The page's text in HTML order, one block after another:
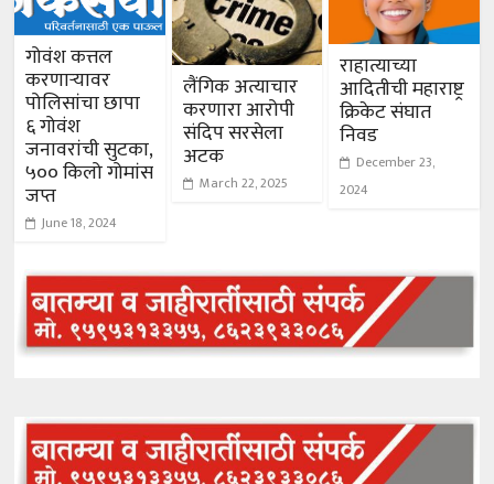
गोवंश कत्तल
करणाऱ्यावर
पोलिसांचा छापा
६ गोवंश
जनावरांची सुटका,
५०० किलो गोमांस
जप्त
June 18, 2024
लैंगिक अत्याचार
करणारा आरोपी
संदिप सरसेला
अटक
March 22, 2025
राहात्याच्या
आदितीची महाराष्ट्र
क्रिकेट संघात
निवड
December 23,
2024